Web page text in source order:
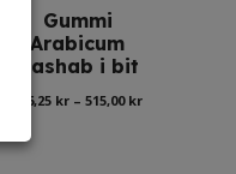
Gummi
Arabicum
Hashab i bit
136,25 kr – 515,00 krPrisintervall: